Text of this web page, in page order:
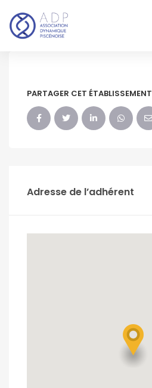
PARTAGER CET ÉTABLISSEMENT
Adresse de l’adhérent